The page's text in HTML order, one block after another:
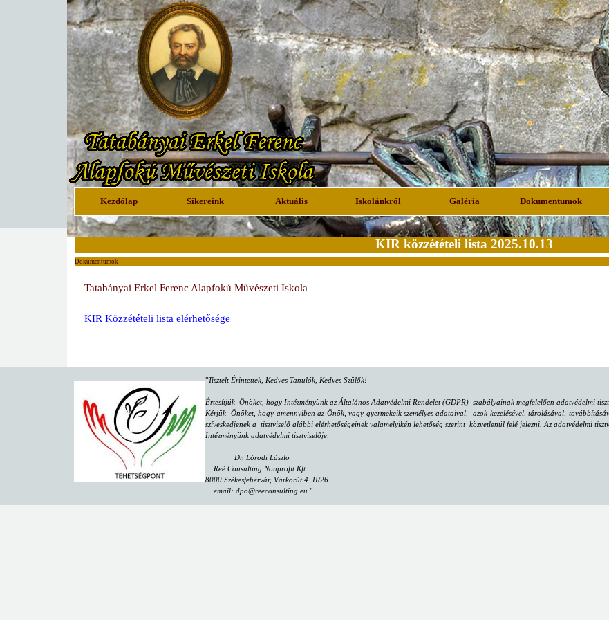
Kezdőlap Sikereink Aktuális Iskolánkról Galéria Dokumentumok
KIR közzétételi lista 2025.10.13
Dokumentumok
Tatabányai Erkel Ferenc Alapfokú Művészeti Iskola
KIR Közzétételi lista elérhetősége
"Tisztelt Érintettek, Kedves Tanulók, Kedves Szülők!
Értesítjük Önöket, hogy Intézményünk az Általános Adatvédelmi Rendelet (GDPR) szabályainak megfelelően adatvédelmi
Kérjük Önöket, hogy amennyiben az Önök, vagy gyermekeik személyes adataival, azok kezelésével, tárolásával,
szíveskedjenek a tisztviselő alábbi elérhetőségeinek valamelyikén lehetőség szerint közvetlenül felé jelezni. Az adatvédelmi
Intézményünk adatvédelmi tisztviselője:
Dr. Lórodi László
Reé Consulting Nonprofit Kft.
8000 Székesfehérvár, Várkörút 4. II/26.
email: dpo@reeconsulting.eu "